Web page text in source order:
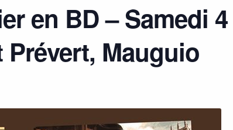
en BD – Samedi 4
Prévert, Mauguio